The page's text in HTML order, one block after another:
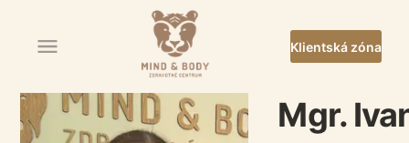
Klientská zóna
Mgr.